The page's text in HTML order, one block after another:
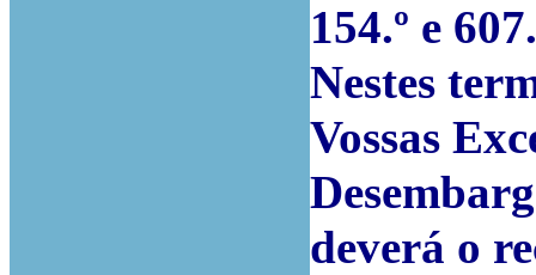
154.º e
Nestes
Vossas
deverá o